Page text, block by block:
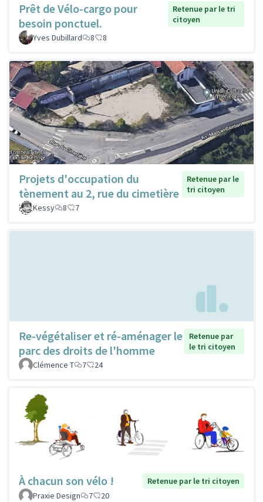
Prêt de Vélo-cargo pour
besoin ponctuel.
Retenue par le tri
citoyen
Yves Dubillard
8 8
Projets d'occupation du
tènement au 2, rue du cimetière
Retenue par le
tri citoyen
Kessy
8 7
Re-végétaliser et ré-aménager le
parc des droits de l'homme
Retenue par
le tri citoyen
Clémence T
7 24
À chacun son vélo !
Retenue par le tri citoyen
Praxie Design
7 20